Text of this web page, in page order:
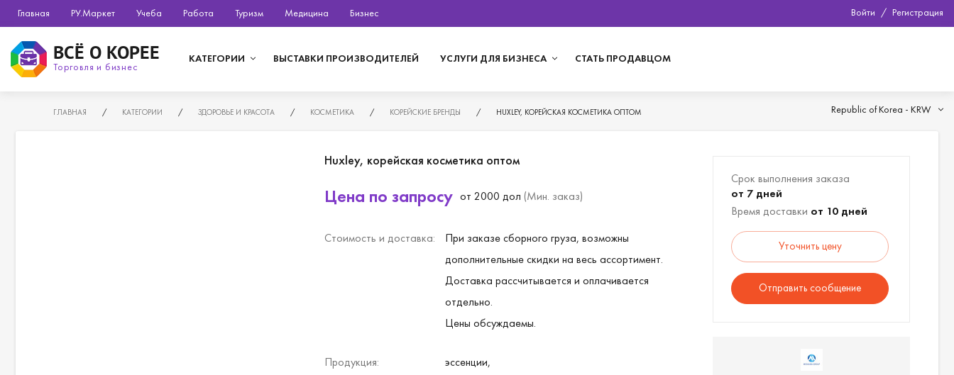
Главная РУ.Маркет Учеба Работа Туризм Медицина Бизнес Войти / Регистрация
ВСЁ О КОРЕЕ
Торговля и бизнес
КАТЕГОРИИ ВЫСТАВКИ ПРОИЗВОДИТЕЛЕЙ УСЛУГИ ДЛЯ БИЗНЕСА СТАТЬ ПРОДАВЦОМ
ГЛАВНАЯ / КАТЕГОРИИ / ЗДОРОВЬЕ И КРАСОТА / КОСМЕТИКА / КОРЕЙСКИЕ БРЕНДЫ / HUXLEY, КОРЕЙСКАЯ КОСМЕТИКА ОПТОМ Republic of Korea - KRW
Huxley, корейская косметика оптом
Цена по запросу от 2000 дол (Мин. заказ)
Стоимость и доставка:
При заказе сборного груза, возможны
дополнительные скидки на весь ассортимент.
Доставка рассчитывается и оплачивается
отдельно.
Цены обсуждаемы.
Продукция:
эссенции,
Срок выполнения заказа
от 7 дней
Время доставки от 10 дней
Уточнить цену
Отправить сообщение